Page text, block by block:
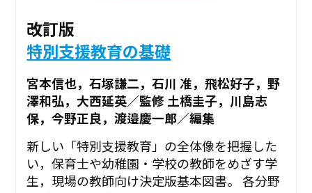
改訂版
特別支援教育の基礎
宮本信也，石塚謙二，石川 准，飛松好子，野
澤和弘，大西延英／監修 土橋圭子，川島志
保，今野正良，渡邉慶一郎／編集
新しい「特別支援教育」の全体像を把握した
い，保育士や幼稚園・学校の教師をめざす学
生，現場の教師向け決定版基本図書。 各分野